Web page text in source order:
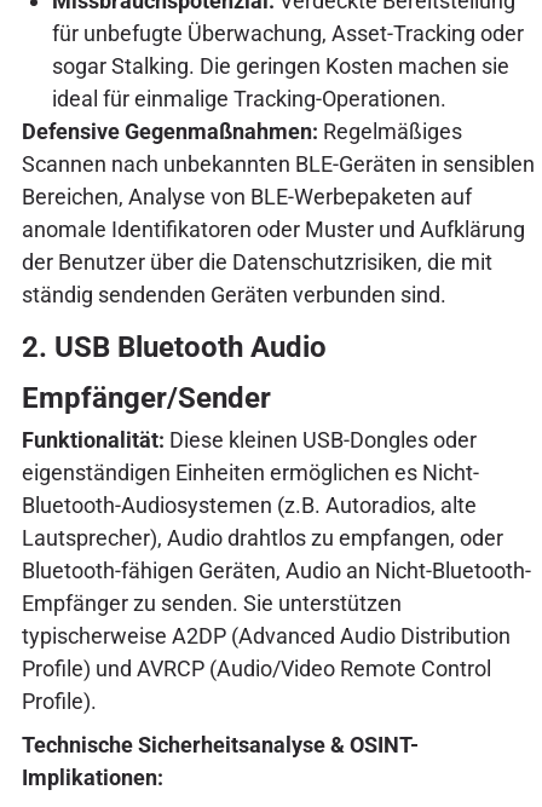
für unbefugte Überwachung, Asset-Tracking oder
sogar Stalking. Die geringen Kosten machen sie
ideal für einmalige Tracking-Operationen.
Defensive Gegenmaßnahmen: Regelmäßiges
Scannen nach unbekannten BLE-Geräten in sensiblen
Bereichen, Analyse von BLE-Werbepaketen auf
anomale Identifikatoren oder Muster und Aufklärung
der Benutzer über die Datenschutzrisiken, die mit
ständig sendenden Geräten verbunden sind.
2. USB Bluetooth Audio
Empfänger/Sender
Funktionalität: Diese kleinen USB-Dongles oder
eigenständigen Einheiten ermöglichen es Nicht-
Bluetooth-Audiosystemen (z.B. Autoradios, alte
Lautsprecher), Audio drahtlos zu empfangen, oder
Bluetooth-fähigen Geräten, Audio an Nicht-Bluetooth-
Empfänger zu senden. Sie unterstützen
typischerweise A2DP (Advanced Audio Distribution
Profile) und AVRCP (Audio/Video Remote Control
Profile).
Technische Sicherheitsanalyse & OSINT-
Implikationen: